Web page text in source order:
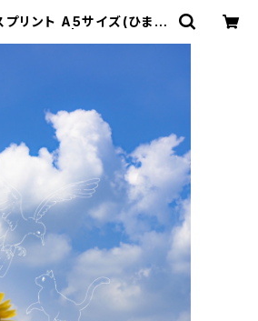
プリント A5サイズ(ひまわ